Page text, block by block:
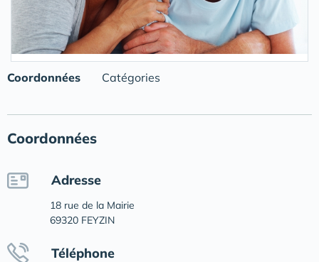
Coordonnées Catégories
Coordonnées
Adresse
18 rue de la Mairie
69320 FEYZIN
Téléphone